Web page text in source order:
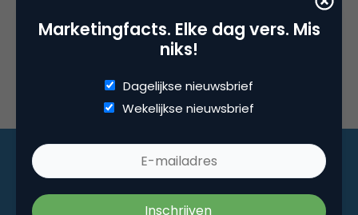
Marketingfacts. Elke dag vers. Mis
niks!
Dagelijkse nieuwsbrief
Wekelijkse nieuwsbrief
Marketingfacts. Elke dag vers. Mis niks!